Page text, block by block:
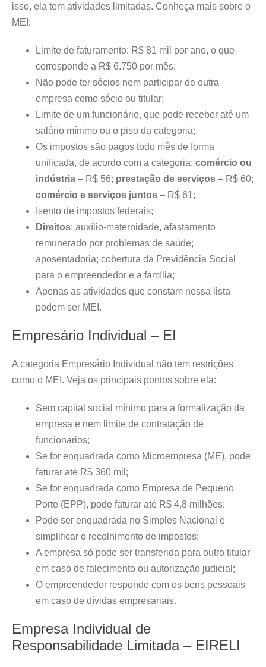
isso, ela tem atividades limitadas. Conheça mais sobre o
MEI:
Limite de faturamento: R$ 81 mil por ano, o que
corresponde a R$ 6.750 por mês;
Não pode ter sócios nem participar de outra
empresa como sócio ou titular;
Limite de um funcionário, que pode receber até um
salário mínimo ou o piso da categoria;
Os impostos são pagos todo mês de forma
unificada, de acordo com a categoria: comércio ou
indústria – R$ 56; prestação de serviços – R$ 60;
comércio e serviços juntos – R$ 61;
Isento de impostos federais;
Direitos: auxílio-maternidade, afastamento
remunerado por problemas de saúde;
aposentadoria; cobertura da Previdência Social
para o empreendedor e a família;
Apenas as atividades que constam nessa lista
podem ser MEI.
Empresário Individual – EI
A categoria Empresário Individual não tem restrições
como o MEI. Veja os principais pontos sobre ela:
Sem capital social mínimo para a formalização da
empresa e nem limite de contratação de
funcionários;
Se for enquadrada como Microempresa (ME), pode
faturar até R$ 360 mil;
Se for enquadrada como Empresa de Pequeno
Porte (EPP), pode faturar até R$ 4,8 milhões;
Pode ser enquadrada no Simples Nacional e
simplificar o recolhimento de impostos;
A empresa só pode ser transferida para outro titular
em caso de falecimento ou autorização judicial;
O empreendedor responde com os bens pessoais
em caso de dívidas empresariais.
Empresa Individual de
Responsabilidade Limitada – EIRELI